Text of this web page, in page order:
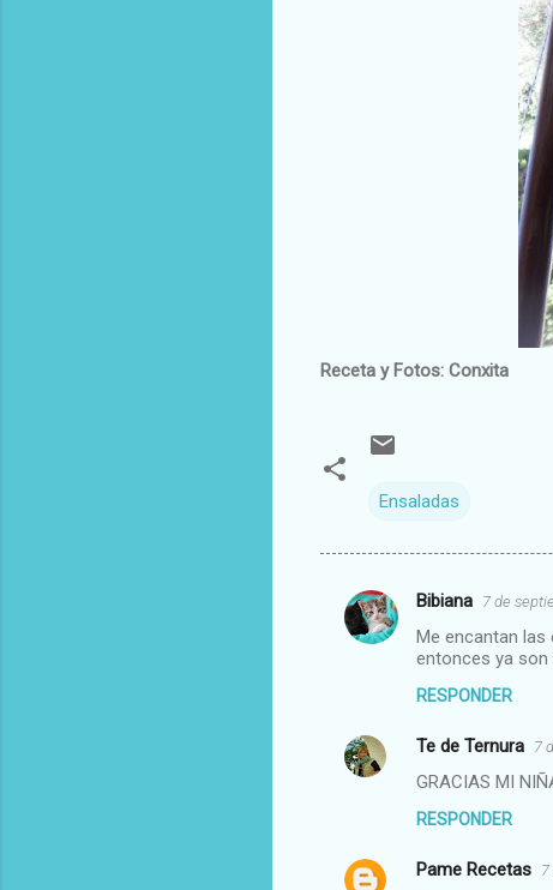
Receta y Fotos: Conxita
Ensaladas
C
n
i
Bibiana 7 de
Me encantan las
entonces ya son
RESPONDER
Te de Ternura 7
GRACIAS MI
RESPONDER
Pame Recetas